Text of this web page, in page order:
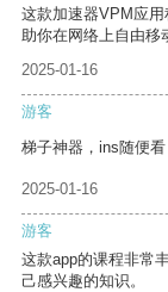
这款加速器VPM应
助你在网络上自由移
2025-01-16
游客
梯子神器，ins随便看
2025-01-16
游客
这款app的课程非常
己感兴趣的知识。